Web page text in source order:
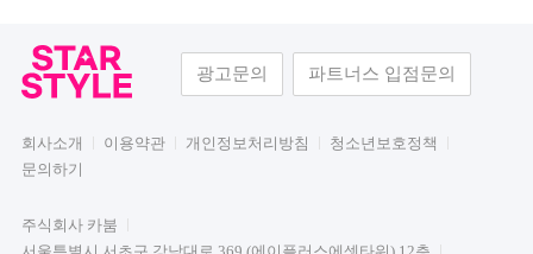
광고문의 파트너스 입점문의
회사소개 이용약관 개인정보처리방침
청소년보호정책
문의하기
주식회사 카붐